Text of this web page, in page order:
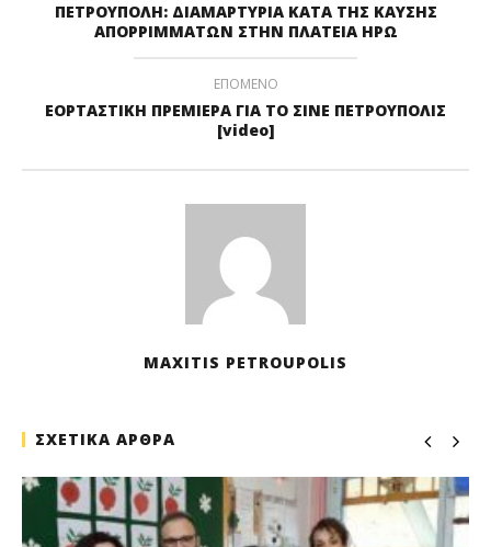
ΠΕΤΡΟΥΠΟΛΗ: ΔΙΑΜΑΡΤΥΡΙΑ ΚΑΤΑ ΤΗΣ ΚΑΥΣΗΣ
ΑΠΟΡΡΙΜΜΑΤΩΝ ΣΤΗΝ ΠΛΑΤΕΙΑ ΗΡΩ
ΕΠΟΜΕΝΟ
ΕΟΡΤΑΣΤΙΚΗ ΠΡΕΜΙΕΡΑ ΓΙΑ ΤΟ ΣΙΝΕ ΠΕΤΡΟΥΠΟΛΙΣ
[video]
MAXITIS PETROUPOLIS
ΣΧΕΤΙΚΑ ΑΡΘΡΑ